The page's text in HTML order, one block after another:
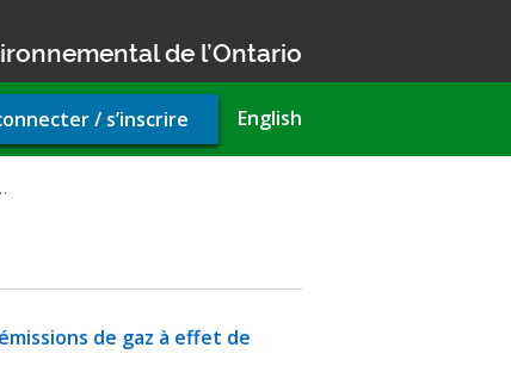
de l’Ontario
English
/ s’inscrire
de gaz à effet de